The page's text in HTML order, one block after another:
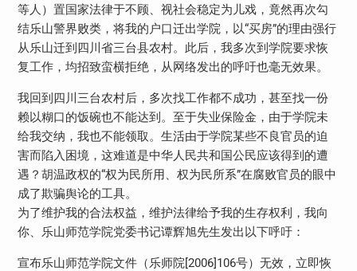
等人）置国家法律于不顾、视社会稳定为儿戏，竟然再次勾
结乐山警界败类，将我的户口迁出学院，以“买房”的理由强行
从乐山迁到四川省三台县农村。此后，我多次到学院要求恢
复工作，均招致蛮横拒绝，从网络发出的呼吁也毫无效果。
我回到四川三台农村后，多次找工作都不成功，甚至找一份
赖以糊口的饭碗也不能达到。至于失业保险金，由于学院未
给我交纳，我也不能领取。生活由于学院某些不良官员的迫
害而陷入困境，这难道是中华人民共和国公民应该得到的遭
遇？胡温政权的“权为民所用、权为民所系”在腐败官员的眼中
成了欺骗舆论的工具。
为了维护我的合法权益，维护法律给予我的生存权利，我向
你、乐山师范学院党委书记谭辉旭先生发出以下呼吁：
宣布乐山师范学院文件（乐师院[2006]106号）无效，立即恢